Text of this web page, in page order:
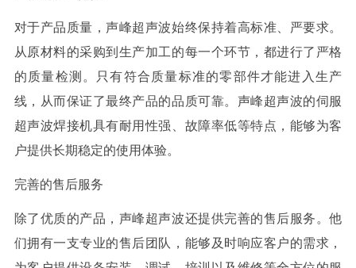
对于产品质量，声峰超声波始终保持着高标准、严要求。
从原材料的采购到生产加工的每一个环节，都进行了严格
的质量检测。只有符合质量标准的零部件才能进入生产
线，从而保证了最终产品的品质可靠。声峰超声波的伺服
超声波焊接机具有耐用性强、故障率低等特点，能够为客
户提供长期稳定的使用体验。
完善的售后服务
除了优质的产品，声峰超声波还提供完善的售后服务。他
们拥有一支专业的售后团队，能够及时响应客户的需求，